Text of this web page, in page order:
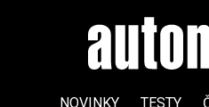
NOVINKY TESTY